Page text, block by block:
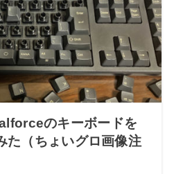
のキーボードを
た（ちょいグロ画像注